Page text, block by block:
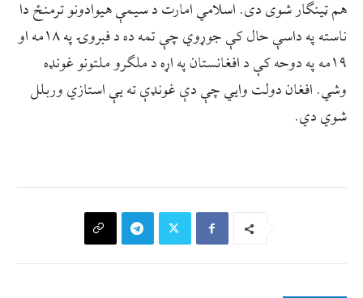
هم ټینګار شوی دی. اسلامي امارت د سیمې هیوادونو ترمنځ دا
ناسته په داسې حال کې جوړوي چې تمه ده د فبروۍ په ۱۸مه او
۱۹مه په دوحه کې د افغانستان په اړه د ملګرو ملتونو غونډه
وشي. افغان دولت وایي چې دې غونډې ته یې استازي وربلل
شوي دي.